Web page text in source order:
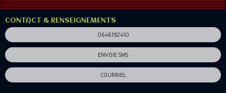
CONTACT & RENSEIGNEMENTS
0646192410
ENVOIE SMS
COURRIEL